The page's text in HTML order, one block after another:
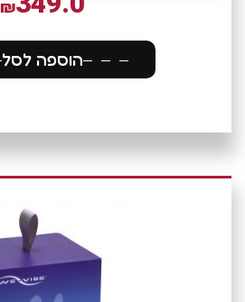
₪
הוספה לסל